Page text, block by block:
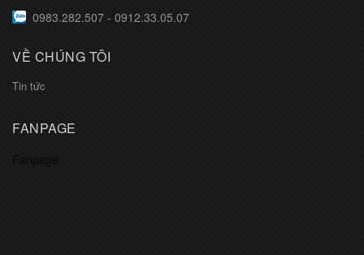
0983.282.507 - 0912.33.05.07
VỀ CHÚNG TÔI
Tin tức
FANPAGE